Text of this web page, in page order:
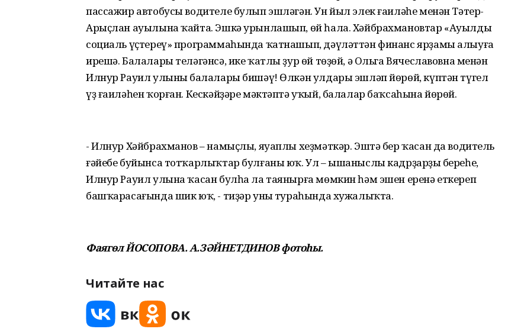
пассажир автобусы водителе булып эшләгән. Ун йыл элек ғаиләһе менән Тәтер-
Арыҫлан ауылына ҡайта. Эшкә урынлашып, өй һала. Хәйбрахмановтар «Ауылды
социаль үҫтереү» программаһында ҡатнашып, дәүләттән финанс ярҙамы алыуға
ирешә. Балалары теләгәнсә, ике ҡатлы ҙур өй төҙөй, ә Ольга Вячеславовна менән
Илнур Рауил улының балалары бишәү! Өлкән улдары эшләп йөрөй, күптән түгел
үҙ ғаиләһен ҡорған. Кескәйҙәре мәктәптә уҡый, балалар баҡсаһына йөрөй.
- Илнур Хәйбрахманов – намыҫлы, яуаплы хеҙмәткәр. Эштә бер ҡасан да водитель
ғәйебе буйынса тотҡарлыҡтар булғаны юҡ. Ул – ышаныслы кадрҙарҙың береһе,
Илнур Рауил улына ҡасан булһа ла таянырға мөмкин һәм эшен еренә еткереп
башҡарасағында шик юҡ, - тиҙәр уның тураһында хужалыҡта.
Фаягөл ЙОСОПОВА. А.ЗӘЙНЕТДИНОВ фотоһы.
Читайте нас